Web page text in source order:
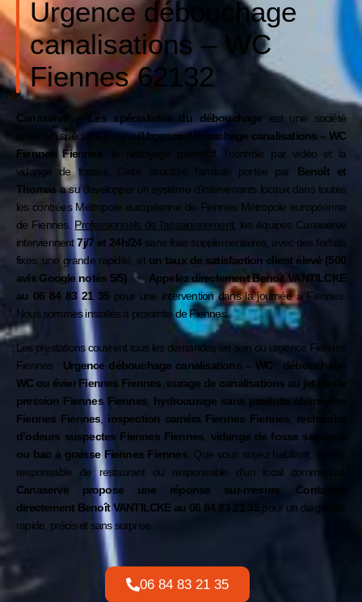
Urgence débouchage
canalisations – WC
Fiennes 62132
Canaserve – Les spécialistes du débouchage est une société
nationale spécialisée dans l’Urgence débouchage canalisations – WC
FiennesFiennes
, le nettoyage préventif, l’contrôle par vidéo et la
vidange de fosses. Cette structure familiale portée par Benoît et
Thomas a su développer un système d’intervenants locaux dans toutes
les contrées Métropole européenne de Fiennes Métropole européenne
de Fiennes. Professionnels de l’assainissement , les équipes Canaserve
interviennent7j/7 et 24h/24sans frais supplémentaires, avec des forfaits
fixes, une grande rapidité, et un taux de satisfaction client élevé (500
avis Google notés 5/5)
Appelez directement Benoît VANTILCKE
au 06 84 83 21 35 pour une intervention dans la journée à Fiennes.
Nous sommes installés à proximité deFiennes.
Les prestations couvrent tous les demandes en soin ou urgence Fiennes
Fiennes : Urgence débouchage canalisations – WC : débouchage
WC ou évier Fiennes Fiennes curage de canalisations au jet haute
pression Fiennes Fiennes hydrocurage sans produits chimiques
Fiennes Fiennes inspection caméra Fiennes Fiennes
recherche
d’odeurs suspectes Fiennes Fiennes vidange de fosse septique
ou bac à graisse Fiennes Fiennes. Que vous soyez habitant, syndic,
responsable de restaurant ou responsable d’un local commercial,
Canaserve propose une réponse sur-mesure
Contactez
directement Benoît VANTILCKE au 06 84 83 21 35pour un diagnostic
rapide, précis et sans surprise.
06 84 83 21 35